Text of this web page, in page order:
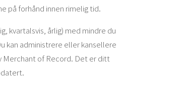
på forhånd innen rimelig tid.
kvartalsvis, årlig) med mindre du
kan administrere eller kansellere
Merchant of Record. Det er ditt